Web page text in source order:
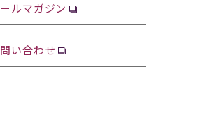
ルマガジン
い合わせ